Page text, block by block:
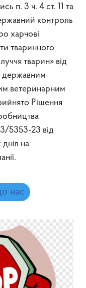
п. 3 ч. 4 ст. 11 та
контроль
харчові
тваринного
тварин» від
державним
ветеринарним
Рішення
5353-23 від
на
нас